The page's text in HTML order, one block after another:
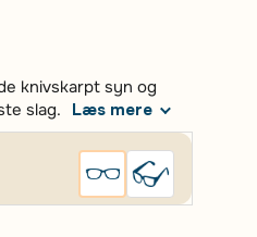
knivskarpt syn og
slag. Læs mere